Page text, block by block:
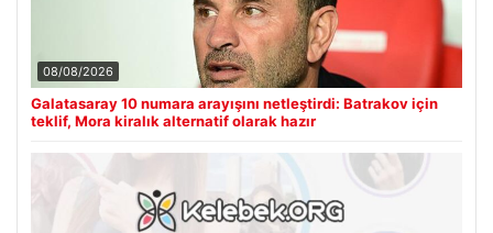
08/08/2026
Galatasaray 10 numara arayışını netleştirdi: Batrakov için
teklif, Mora kiralık alternatif olarak hazır